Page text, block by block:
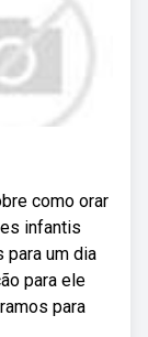
como orar
infantis
para um dia
para ele
para